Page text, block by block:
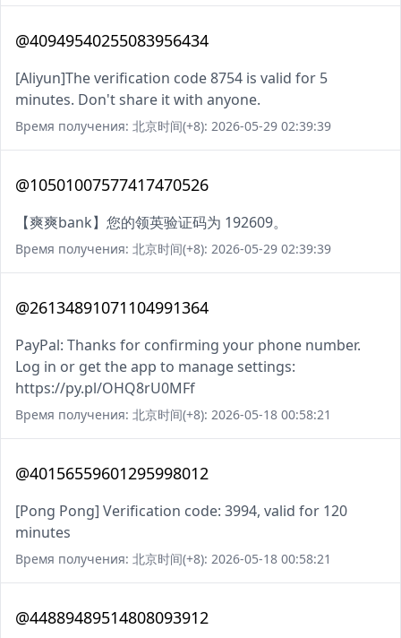
@40949540255083956434
[Aliyun]The verification code 8754 is valid for 5
minutes. Don't share it with anyone.
Время получения: 北京时间(+8): 2026-05-29 02:39:39
@10501007577417470526
【爽爽bank】您的领英验证码为 192609。
Время получения: 北京时间(+8): 2026-05-29 02:39:39
@26134891071104991364
PayPal: Thanks for confirming your phone number.
Log in or get the app to manage settings:
https://py.pl/OHQ8rU0MFf
Время получения: 北京时间(+8): 2026-05-18 00:58:21
@40156559601295998012
[Pong Pong] Verification code: 3994, valid for 120
minutes
Время получения: 北京时间(+8): 2026-05-18 00:58:21
@44889489514808093912